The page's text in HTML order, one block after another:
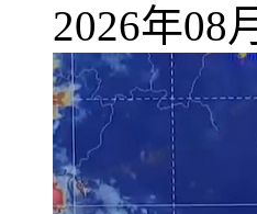
2026年08